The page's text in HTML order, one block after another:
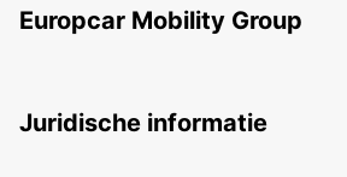
Europcar Mobility Group
Juridische informatie